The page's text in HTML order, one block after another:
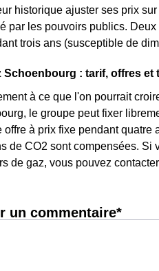
historique ajuster ses prix
par les pouvoirs publics.
trois ans (susceptible de
Schoenbourg : tarif, offres et
à ce que l'on pourrait
le groupe peut fixer
offre à prix fixe pendant quatre
de CO2 sont compensées. Si
de gaz, vous pouvez
un commentaire*